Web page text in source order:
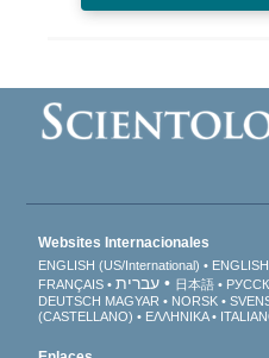
Websites Internacionales
ENGLISH (US/International)
FRANÇAIS
עברית 日本語
DEUTSCH MAGYAR NORSK
(CASTELLANO)
ΕΛΛΗΝΙΚA